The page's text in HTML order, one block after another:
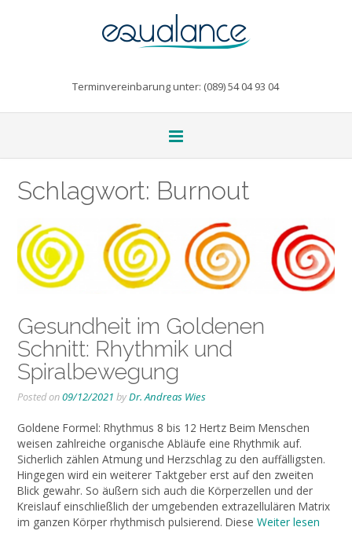
Terminvereinbarung unter: (089) 54 04 93 04
Schlagwort: Burnout
Gesundheit im Goldenen
Schnitt: Rhythmik und
Spiralbewegung
Posted on09/12/2021 byDr. Andreas Wies
Goldene Formel: Rhythmus 8 bis 12 Hertz Beim Menschen
weisen zahlreiche organische Abläufe eine Rhythmik auf.
Sicherlich zählen Atmung und Herzschlag zu den auffälligsten.
Hingegen wird ein weiterer Taktgeber erst auf den zweiten
Blick gewahr. So äußern sich auch die Körperzellen und der
Kreislauf einschließlich der umgebenden extrazellulären Matrix
im ganzen Körper rhythmisch pulsierend. Diese Weiter lesen